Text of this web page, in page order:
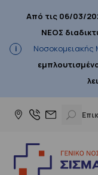
Από τις 06/03/
ΝΕΟΣ
Νοσοκομειακής